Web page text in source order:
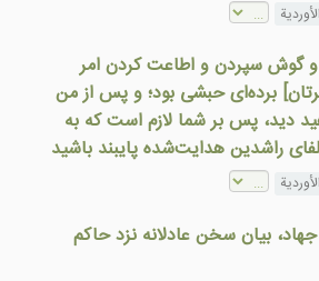
الأوردية
و گوش سپردن و اطاعت کردن امر
برده‌ای حبشی بود؛ و پس از من
دید، پس بر شما لازم است که به
راشدین هدایت‌شده پایبند باشید
الأوردية
بیان سخن عادلانه نزد حاکم